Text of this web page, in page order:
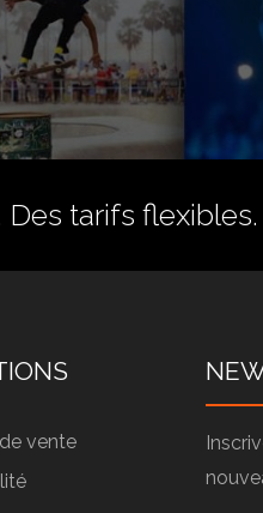
tarifs flexibles.
vente